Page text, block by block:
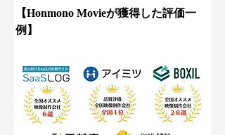
【Honmono Movieが獲得した評価一
例】